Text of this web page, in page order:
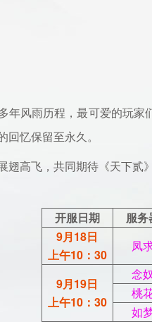
风雨历程，最可爱的玩家
忆保留至永久。
高飞，共同期待《天下贰
开服日期
服务
9月18日
上午10：30
凤
9月19日
上午10：30
念
桃
如